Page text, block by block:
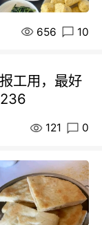
656 10
工用，最好
121 0